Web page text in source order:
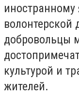
иностранному
волонтерской
добровольцы
культурой и
жителей.